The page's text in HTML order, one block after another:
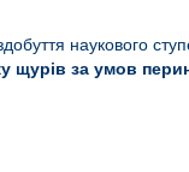
наукового
щурів за умов